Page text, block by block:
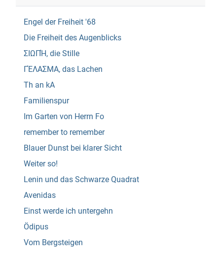
Engel der Freiheit '68
Die Freiheit des Augenblicks
ΣΙΩΠΉ, die Stille
ΓΈΛΑΣΜΑ, das Lachen
Th an kA
Familienspur
Im Garten von Herrn Fo
remember to remember
Blauer Dunst bei klarer Sicht
Weiter so!
Lenin und das Schwarze Quadrat
Avenidas
Einst werde ich untergehn
Ödipus
Vom Bergsteigen